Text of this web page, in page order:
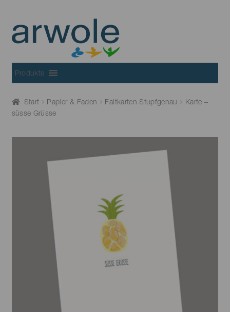
to
navigation
to
content
Produkte
Start Papier & Faden Faltkarten Stupfgenau
Karte –
süsse Grüsse